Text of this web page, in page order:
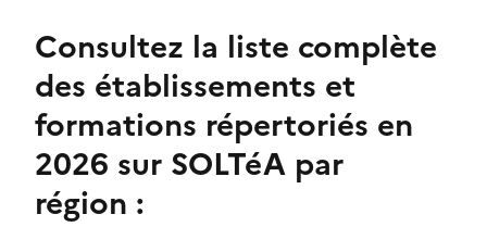
Consultez la liste complète
des établissements et
formations répertoriés en
2026 sur SOLTéA par
région :